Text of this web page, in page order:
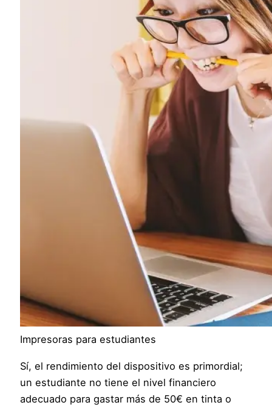
Impresoras para estudiantes
Sí, el rendimiento del dispositivo es primordial;
un estudiante no tiene el nivel financiero
adecuado para gastar más de 50€ en tinta o